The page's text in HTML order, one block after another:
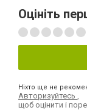
Оцініть
Ніхто ще не
Авторизуйтесь
щоб оцінити і